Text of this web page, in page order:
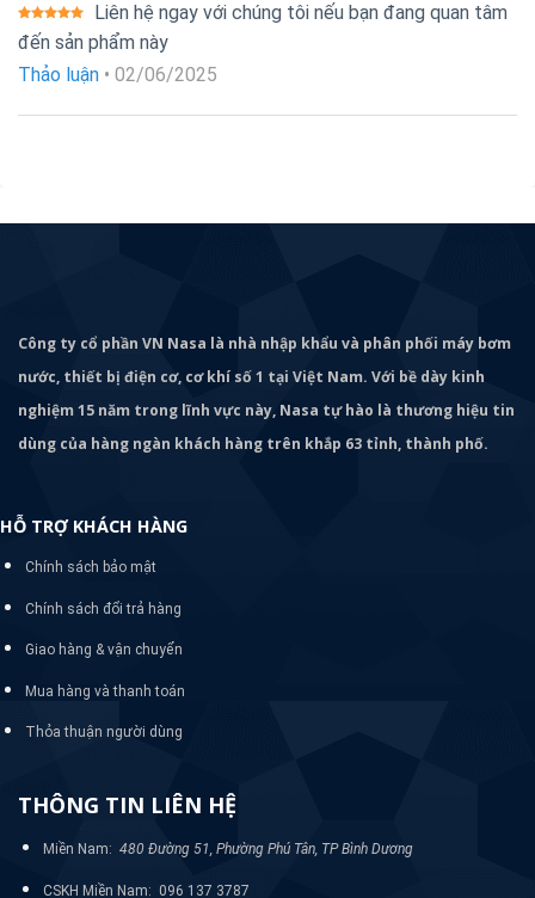
Được xếp
hạng
55
Liên hệ ngay với chúng tôi nếu bạn đang quan tâm
đến sản phẩm này
Thảo luận • 02/06/2025
Công ty cổ phần VN Nasa là nhà nhập khẩu và phân phối máy bơm
nước, thiết bị điện cơ, cơ khí số 1 tại Việt Nam. Với bề dày kinh
nghiệm 15 năm trong lĩnh vực này, Nasa tự hào là thương hiệu tin
dùng của hàng ngàn khách hàng trên khắp 63 tỉnh, thành phố.
HỖ TRỢ KHÁCH HÀNG
Chính sách bảo mật
Chính sách đổi trả hàng
Giao hàng & vận chuyển
Mua hàng và thanh toán
Thỏa thuận người dùng
THÔNG TIN LIÊN HỆ
Miền Nam: 480 Đường 51, Phường Phú Tân, TP Bình Dương
CSKH Miền Nam: 096 137 3787